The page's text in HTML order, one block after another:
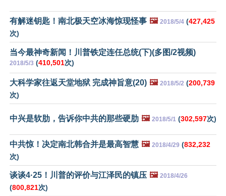
有解迷钥匙！南北极天空冰海惊现怪事 🖼️ 2018/5/4 (427,425
次)
当今最神奇新闻！川普铁定连任总统(下)(多图/2视频)
2018/5/3 (410,501次)
大科学家往返天堂地狱 完成神旨意(20) 🖼️ 2018/5/2 (200,739
次)
中兴是软肋，告诉你中共的那些硬肋 🖼️ 2018/5/1 (302,597次)
中共惊！决定南北韩合并是最高智慧 🖼️ 2018/4/29 (832,232
次)
谈谈4·25！川普的评价与江泽民的镇压 🖼️ 2018/4/26
(800,821次)